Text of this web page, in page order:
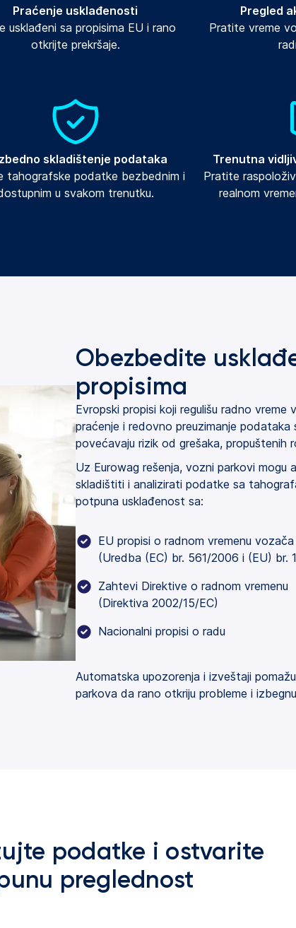
Praćenje usklađenosti
usklađeni sa propisima EU i rano
otkrijte prekršaje.
Pregled
Pratite vreme
skladištenje podataka
tahografske podatke bezbednim i
u svakom trenutku.
Trenutna
Pratite
realnom
Obezbedite
propisima
Evropski propisi koji regulišu radno
praćenje i redovno preuzimanje
povećavaju rizik od grešaka, propuštenih
Uz Eurowag rešenja, vozni parkovi mogu
skladištiti i analizirati podatke sa
potpuna usklađenost sa:
EU propisi o radnom vremenu vozača
(Uredba (EC) br. 561/2006 i (EU) br.
Zahtevi Direktive o radnom vremenu
(Direktiva 2002/15/EC)
Nacionalni propisi o radu
Automatska upozorenja i izveštaji
parkova da rano otkriju probleme i
podatke i ostvarite
preglednost